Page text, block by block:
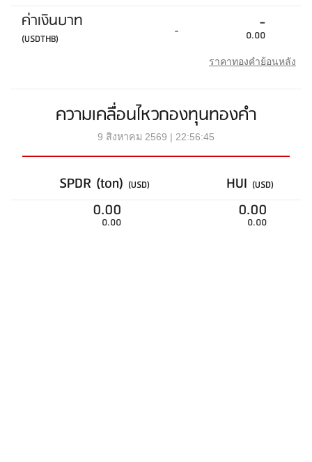
ค่าเงินบาท
(USDTHB) - -
0.00
ราคาทองคำย้อนหลัง
ความเคลื่อนไหวกองทุนทองคำ
9 สิงหาคม 2569 | 22:56:45
SPDR (ton) (USD) HUI (USD)
0.00
0.00
0.00
0.00